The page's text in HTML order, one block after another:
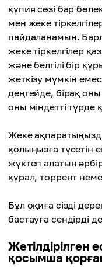
құпия сөзі бар
мен жеке
пайдаланамын.
жеке тіркелгілер
және белгілі бір
жеткізу мүмкін
деңгейде, бірақ
оны міндетті түрде
Жеке
қолыңызға түсетін
жүктеп алатын
құрал, торрент
Бұл оқиға сізді
бастауға сендірді
Жетілдірілген
қосымша